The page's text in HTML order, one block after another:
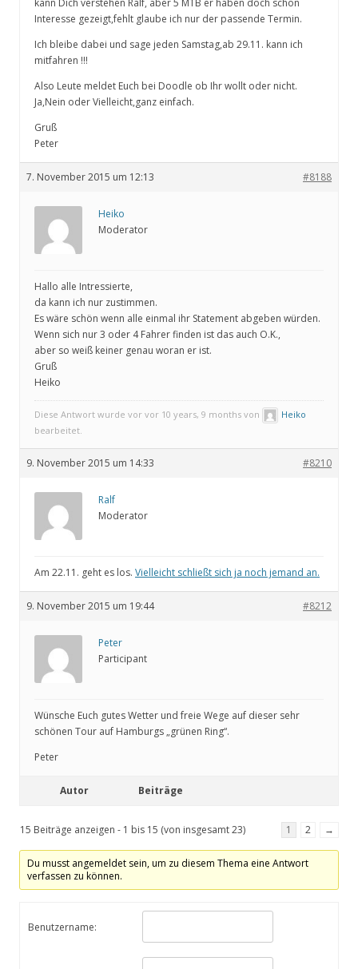
kann Dich verstehen Ralf, aber 5 MTB er haben doch schon
Interesse gezeigt,fehlt glaube ich nur der passende Termin.
Ich bleibe dabei und sage jeden Samstag,ab 29.11. kann ich
mitfahren !!!
Also Leute meldet Euch bei Doodle ob Ihr wollt oder nicht.
Ja,Nein oder Vielleicht,ganz einfach.
Gruß
Peter
7. November 2015 um 12:13 #8188
Heiko
Moderator
Hallo alle Intressierte,
da kann ich nur zustimmen.
Es wäre schön wenn alle einmal ihr Statement abgeben würden.
Wenn sich nur 3 oder 4 Fahrer finden ist das auch O.K.,
aber so weiß keiner genau woran er ist.
Gruß
Heiko
Diese Antwort wurde vor vor 10 years, 9 months von
Heiko
bearbeitet.
9. November 2015 um 14:33 #8210
Ralf
Moderator
Am 22.11. geht es los. Vielleicht schließt sich ja noch jemand an.
9. November 2015 um 19:44 #8212
Peter
Participant
Wünsche Euch gutes Wetter und freie Wege auf dieser sehr
schönen Tour auf Hamburgs „grünen Ring“.
Peter
Autor Beiträge
15 Beiträge anzeigen - 1 bis 15 (von insgesamt 23) 1 2 →
Du musst angemeldet sein, um zu diesem Thema eine Antwort
verfassen zu können.
Benutzername: